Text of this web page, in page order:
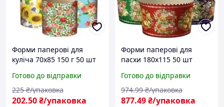
Форми паперові для
куліча 70х85 150 г 50 шт
великодні для
Великодньої випічки
пасхи та пасок
Готово до відправки
202.50₴/упаковка
225 ₴/упаковка
Форми паперові для
пасхи 180х115 50 шт
Великодньої випічки
пасок та куліча
Готово до відправки
877.49₴/упаковка
974.99 ₴/упаковка